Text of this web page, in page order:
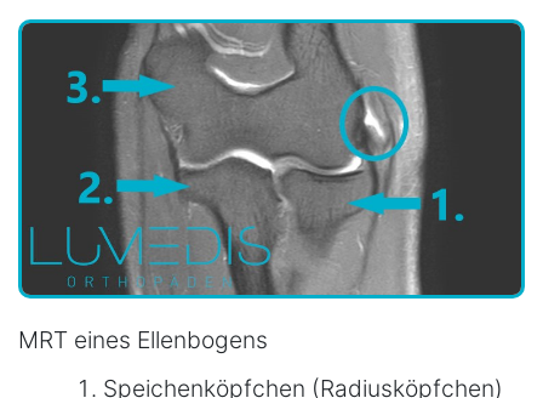
MRT eines Ellenbogens
Speichenköpfchen (Radiusköpfchen)